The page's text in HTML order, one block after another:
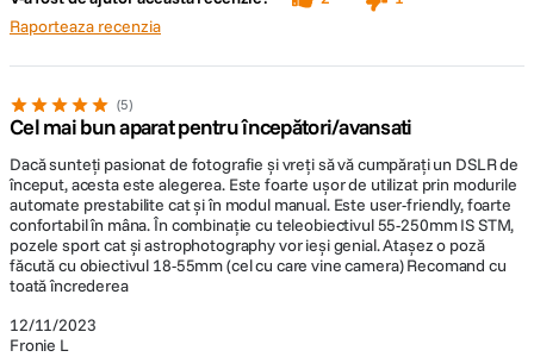
PREZENTARE GENERALA EOS 250D
niveluri. 2. Polarizare magenta/verde +/-9
Moduri
presetate
(Scene)
si filme), Creativ automat, SCN (Portret,
Peisaj, Prim-plan, Sport, Fotografie de
grup, Portret nocturn, Efect de netezire a
pielii, Scena nocturna cu aparatul foto în
mâna, Control HDR al iluminarii de fundal,
Mâncare, Copii, Lumina lumânarilor),
Filtre creative, Programare AE (expunere
Raporteaza recenzia
5
Cel mai bun aparat pentru începători/avansati
12/11/2023
Fronie L
Dacă sunteți pasionat de fotografie și vreți să vă cumpărați un DSLR de
început, acesta este alegerea. Este foarte ușor de utilizat prin modurile
automate prestabilite cat și în modul manual. Este user-friendly, foarte
confortabil în mâna. În combinație cu teleobiectivul 55-250mm IS STM,
pozele sport cat și astrophotography vor ieși genial. Atașez o poză
făcută cu obiectivul 18-55mm (cel cu care vine camera) Recomand cu
toată încrederea